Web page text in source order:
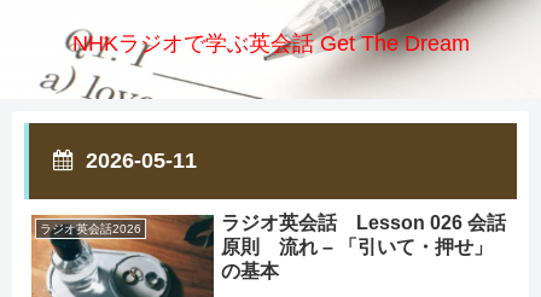
NHKラジオで学ぶ英会話 Get The Dream
2026-05-11
ラジオ英会話2026
ラジオ英会話 Lesson 026 会話
原則 流れ – 「引いて・押せ」
の基本